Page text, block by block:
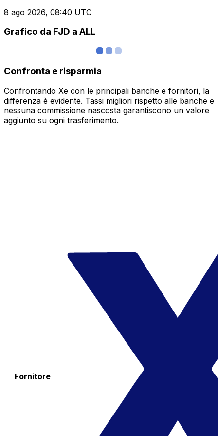
8 ago 2026, 08:40 UTC
Grafico da FJD a ALL
Confronta e risparmia
Confrontando Xe con le principali banche e fornitori, la
differenza è evidente. Tassi migliori rispetto alle banche e
nessuna commissione nascosta garantiscono un valore
aggiunto su ogni trasferimento.
Fornitore